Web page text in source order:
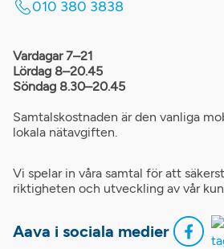
010 380 3838
Vardagar 7–21
Lördag 8–20.45
Söndag 8.30–20.45
Samtalskostnaden är den vanliga
lokala nätavgiften.
Vi spelar in våra samtal för att
riktigheten och utveckling av vår
Aava i sociala medier